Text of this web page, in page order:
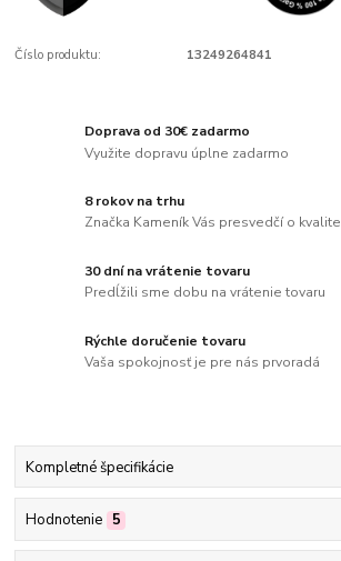
Číslo produktu: 13249264841
Doprava od 30€ zadarmo
Využite dopravu úplne zadarmo
8 rokov na trhu
Značka Kameník Vás presvedčí o kvalite
30 dní na vrátenie tovaru
Predĺžili sme dobu na vrátenie tovaru
Rýchle doručenie tovaru
Vaša spokojnosť je pre nás prvoradá
Kompletné špecifikácie
Hodnotenie 5